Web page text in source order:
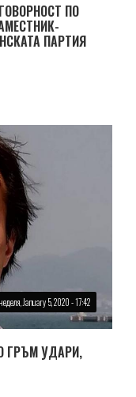
ПО
ПАРТИЯ
неделя, January 5, 2020 - 17:42
ГРЪМ УДАРИ,